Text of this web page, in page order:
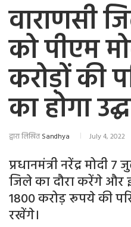
वाराणसी
को पीएम
करोड़ों की
का होगा
द्वारा लिखितSandhya July 4, 2022
प्रधानमंत्री नरेंद्र मोदी
जिले का दौरा करेंगे
1800 करोड़ रूपये की
रखेंगे।